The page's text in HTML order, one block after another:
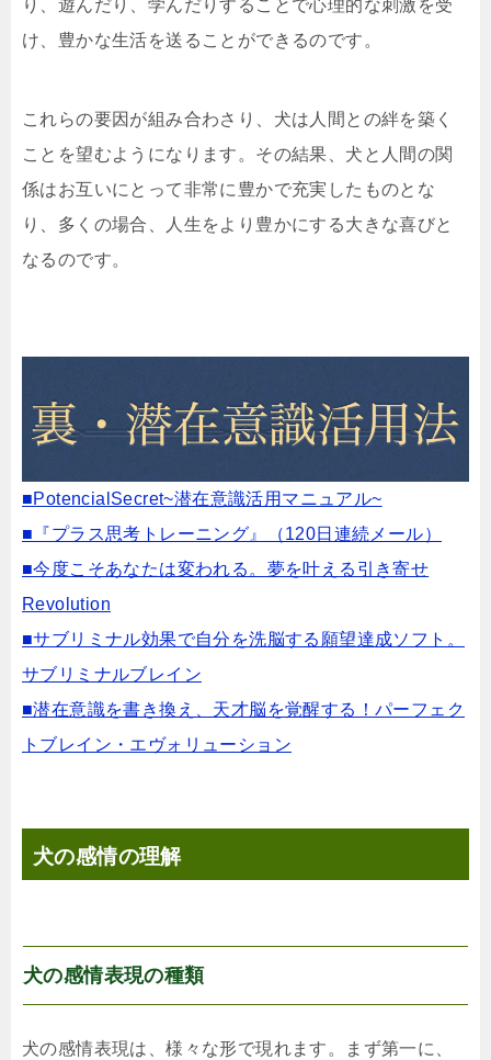
り、遊んだり、学んだりすることで心理的な刺激を受
け、豊かな生活を送ることができるのです。
これらの要因が組み合わさり、犬は人間との絆を築く
ことを望むようになります。その結果、犬と人間の関
係はお互いにとって非常に豊かで充実したものとな
り、多くの場合、人生をより豊かにする大きな喜びと
なるのです。
■PotencialSecret~潜在意識活用マニュアル~
■『プラス思考トレーニング』（120日連続メール）
■今度こそあなたは変われる。夢を叶える引き寄せ
Revolution
■サブリミナル効果で自分を洗脳する願望達成ソフト。
サブリミナルブレイン
■潜在意識を書き換え、天才脳を覚醒する！パーフェク
トブレイン・エヴォリューション
犬の感情の理解
犬の感情表現の種類
犬の感情表現は、様々な形で現れます。まず第一に、